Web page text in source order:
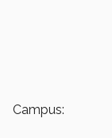
Campus: